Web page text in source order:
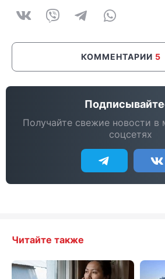
КОММЕНТАРИИ 5
Получайте свежие новости в
соцсетях
Читайте также